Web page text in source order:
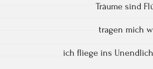
Träume sind
tragen mich
ich fliege ins